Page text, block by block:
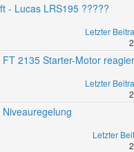
- Lucas LRS195 ?????
Letzter
2135 Starter-Motor
Letzter
Letzter